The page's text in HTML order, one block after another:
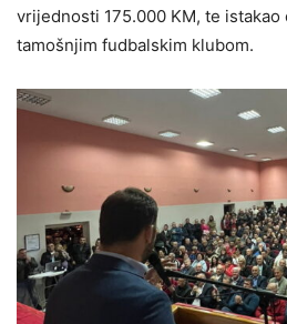
vrijednosti 175.000 KM, te
tamošnjim fudbalskim klubom.